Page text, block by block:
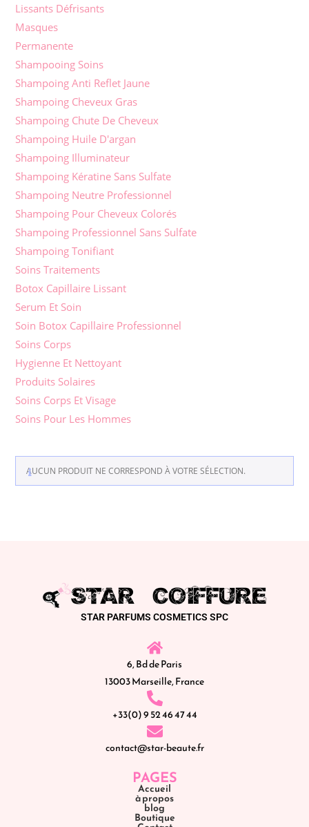
Lissants Défrisants
Masques
Permanente
Shampooing Soins
Shampoing Anti Reflet Jaune
Shampoing Cheveux Gras
Shampoing Chute De Cheveux
Shampoing Huile D'argan
Shampoing Illuminateur
Shampoing Kératine Sans Sulfate
Shampoing Neutre Professionnel
Shampoing Pour Cheveux Colorés
Shampoing Professionnel Sans Sulfate
Shampoing Tonifiant
Soins Traitements
Botox Capillaire Lissant
Serum Et Soin
Soin Botox Capillaire Professionnel
Soins Corps
Hygienne Et Nettoyant
Produits Solaires
Soins Corps Et Visage
Soins Pour Les Hommes
AUCUN PRODUIT NE CORRESPOND À VOTRE SÉLECTION.
STAR PARFUMS COSMETICS SPC
6, Bd de Paris
13003 Marseille, France
+33(0) 9 52 46 47 44
contact@star-beaute.fr
PAGES
Accueil
à propos
blog
Boutique